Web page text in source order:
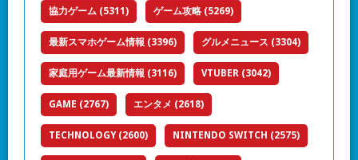
協力ゲーム (5311) ゲーム攻略 (5269)
最新スマホゲーム情報 (3396) グルメニュース (3304)
家庭用ゲーム最新情報 (3116) VTUBER (3042)
GAME (2767) エンタメ (2618)
TECHNOLOGY(2600) NINTENDO SWITCH (2575)